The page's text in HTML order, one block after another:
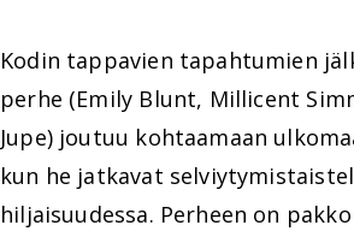
Kodin tappavien tapahtumien
perhe (Emily Blunt, Millicent
Jupe) joutuu kohtaamaan
kun he jatkavat
hiljaisuudessa. Perheen on